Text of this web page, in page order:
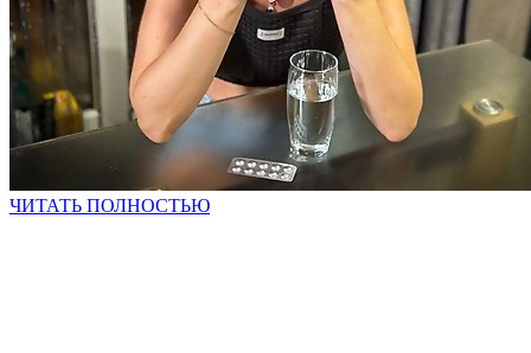
ЧИТАТЬ ПОЛНОСТЬЮ